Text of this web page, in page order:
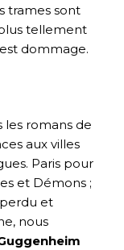
trames sont
tellement
dommage.
les romans de
aux villes
Paris pour
et Démons ;
et
nous